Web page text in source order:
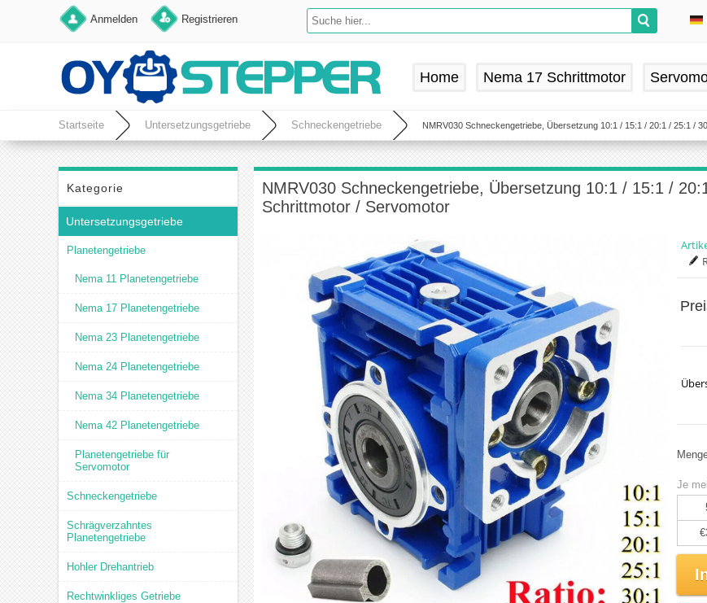
Anmelden Registrieren
Home Nema 17 Schrittmotor
Startseite Untersetzungsgetriebe Schneckengetriebe NMRV030 Schneckengetriebe, Übersetzung 10:1 / 15:1 / 20:1 / 25:1 /
Kategorie
Untersetzungsgetriebe
Planetengetriebe
Nema 11 Planetengetriebe
Nema 17 Planetengetriebe
Nema 23 Planetengetriebe
Nema 24 Planetengetriebe
Nema 34 Planetengetriebe
Nema 42 Planetengetriebe
Planetengetriebe für
Servomotor
Schneckengetriebe
Schrägverzahntes
Planetengetriebe
Hohler Drehantrieb
Rechtwinkliges Getriebe
NMRV030 Schneckengetriebe, Übersetzung 10:1 / 15:1 /
Schrittmotor / Servomotor
Je